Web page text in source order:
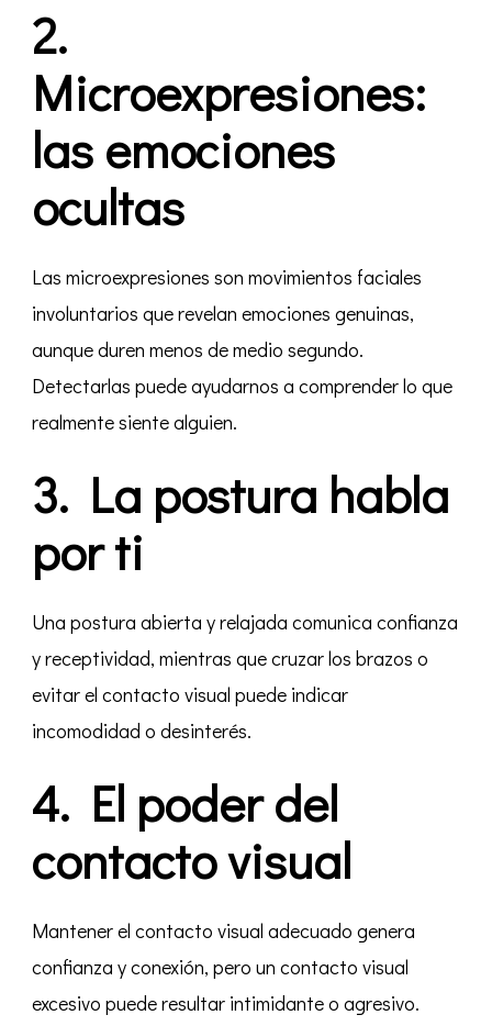
2.
Microexpresiones:
las emociones
ocultas
Las microexpresiones son movimientos faciales
involuntarios que revelan emociones genuinas,
aunque duren menos de medio segundo.
Detectarlas puede ayudarnos a comprender lo que
realmente siente alguien.
3. La postura habla
por ti
Una postura abierta y relajada comunica confianza
y receptividad, mientras que cruzar los brazos o
evitar el contacto visual puede indicar
incomodidad o desinterés.
4. El poder del
contacto visual
Mantener el contacto visual adecuado genera
confianza y conexión, pero un contacto visual
excesivo puede resultar intimidante o agresivo.